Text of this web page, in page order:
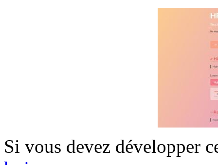
Si vous devez développer